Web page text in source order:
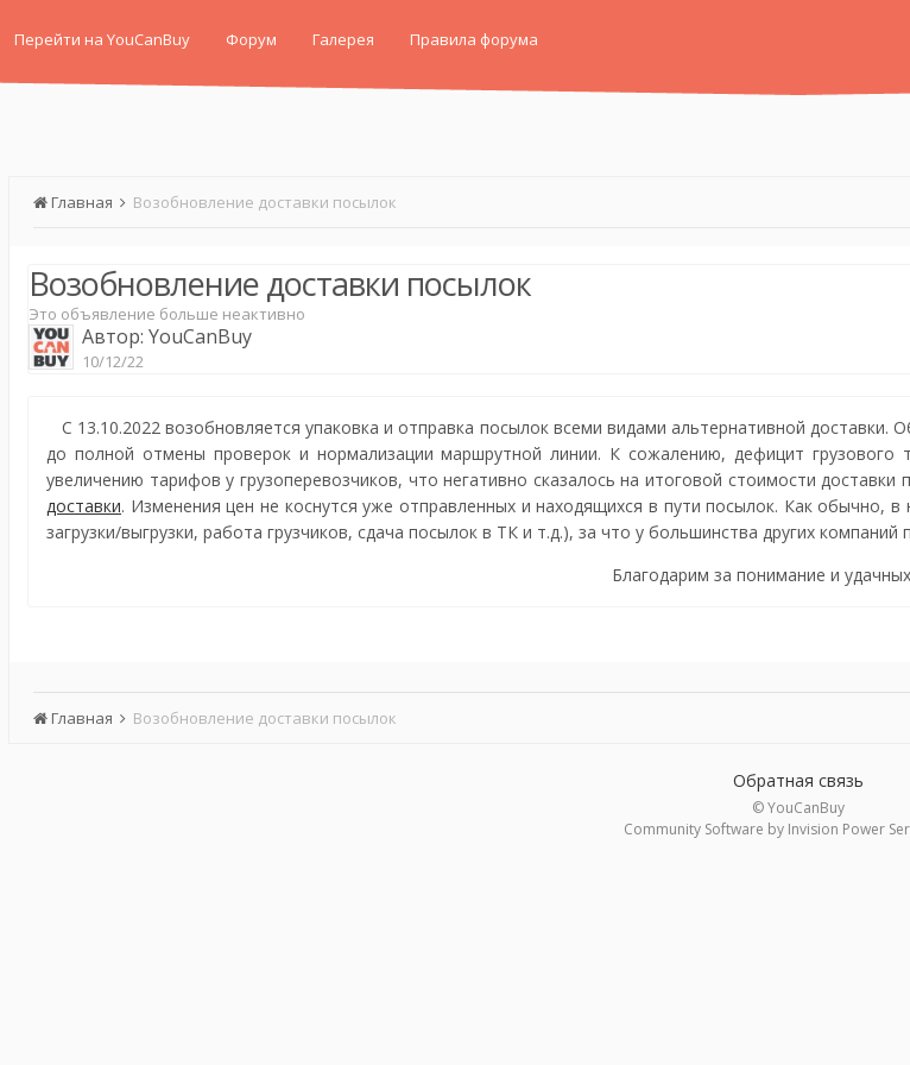
Перейти на YouCanBuy Форум Галерея Правила форума
Главная Возобновление доставки посылок
Возобновление доставки посылок
Это объявление больше неактивно
Автор: YouCanBuy
10/12/22
С 13.10.2022 возобновляется упаковка и отправка посылок всеми видами альтернативной
до полной отмены проверок и нормализации маршрутной линии. К сожалению, дефицит
увеличению тарифов у грузоперевозчиков, что негативно сказалось на итоговой стоимости
доставки. Изменения цен не коснутся уже отправленных и находящихся в пути посылок. Как обычно,
загрузки/выгрузки, работа грузчиков, сдача посылок в ТК и т.д.), за что у большинства других
Благодарим за понимание и
Главная Возобновление доставки посылок
Обратная связь
© YouCanBuy
Community Software by Invision Power